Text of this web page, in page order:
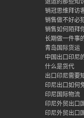
销冠思维拜访
销售做不好必
销售如何陌拜
长期做一件事
青岛国际货运
中国出口印尼
什么是货代
出口印尼需要
印尼出口如何
印尼国际物流
印尼外贸出口
印尼外贸出口